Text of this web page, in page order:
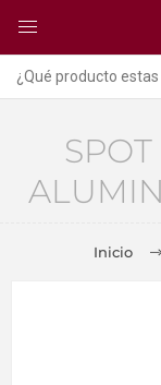
Inicio